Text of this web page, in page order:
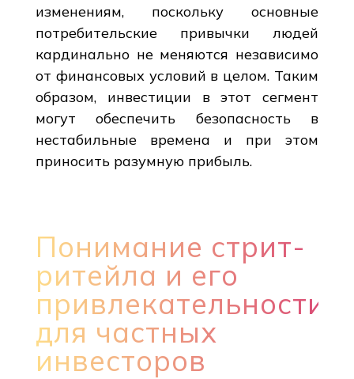
изменениям, поскольку основные
потребительские привычки людей
кардинально не меняются независимо
от финансовых условий в целом. Таким
образом, инвестиции в этот сегмент
могут обеспечить безопасность в
нестабильные времена и при этом
приносить разумную прибыль.
Понимание стрит-
ритейла и его
привлекательности
для частных
инвесторов